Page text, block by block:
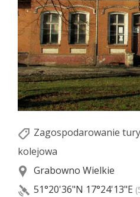
Zagospodarowanie
kolejowa
Grabowno Wielkie
51°20'36"N 17°24'13"E